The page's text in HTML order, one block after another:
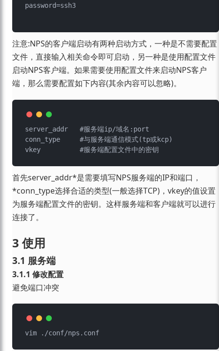
password=ssh3
注意:NPS的客户端启动有两种启动方式，一种是不需要配置
文件，直接输入相关命令即可启动，另一种是使用配置文件
启动NPS客户端。如果需要使用配置文件来启动NPS客户
端，那么需要配置如下内容(其余内容可以忽略)。
server_addr   #服务端ip/域名:port
conn_type     #与服务端通信模式(tp或kcp)
首先server_addr*是需要填写NPS服务端的IP和端口，
*conn_type选择合适的类型(一般选择TCP)，vkey的值设置
为服务端配置文件的密钥。这样服务端和客户端就可以进行
连接了。
3 使用
3.1 服务端
3.1.1 修改配置
避免端口冲突